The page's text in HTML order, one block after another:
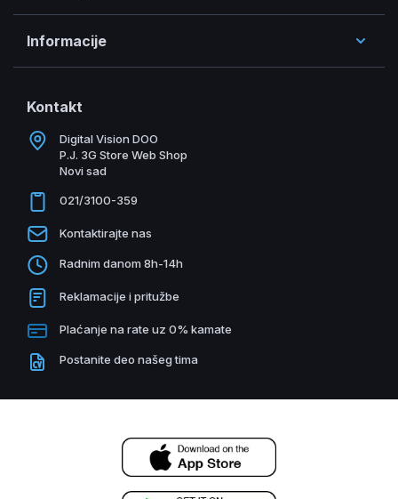
Informacije
Kontakt
Digital Vision DOO
P.J. 3G Store Web Shop
Novi sad
021/3100-359
Kontaktirajte nas
Radnim danom 8h-14h
Reklamacije i pritužbe
Plaćanje na rate uz 0% kamate
Postanite deo našeg tima